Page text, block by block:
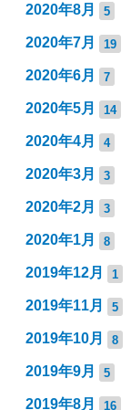
2020年8月 5
2020年7月 19
2020年6月 7
2020年5月 14
2020年4月 4
2020年3月 3
2020年2月 3
2020年1月 8
2019年12月 1
2019年11月 5
2019年10月 8
2019年9月 5
2019年8月 16